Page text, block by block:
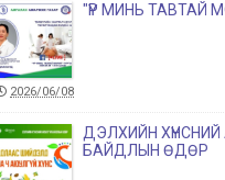
"ҮР МИНЬ ТАВТАЙ
2026/06/08
ДЭЛХИЙН ХҮНСНИЙ
БАЙДЛЫН ӨДӨР